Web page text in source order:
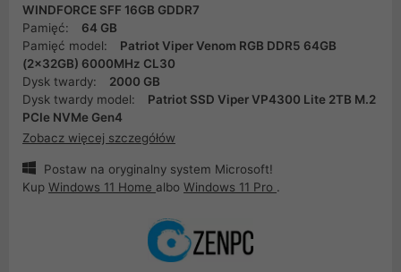
WINDFORCE SFF 16GB GDDR7
Pamięć:
64 GB
Pamięć model:
Patriot Viper Venom RGB DDR5 64GB
(2x32GB) 6000MHz CL30
Dysk twardy:
2000 GB
Dysk twardy model:
Patriot SSD Viper VP4300 Lite 2TB M.2
PCIe NVMe Gen4
Zobacz więcej szczegółów
Postaw na oryginalny system Microsoft!
Kup Windows 11 Home albo Windows 11 Pro .